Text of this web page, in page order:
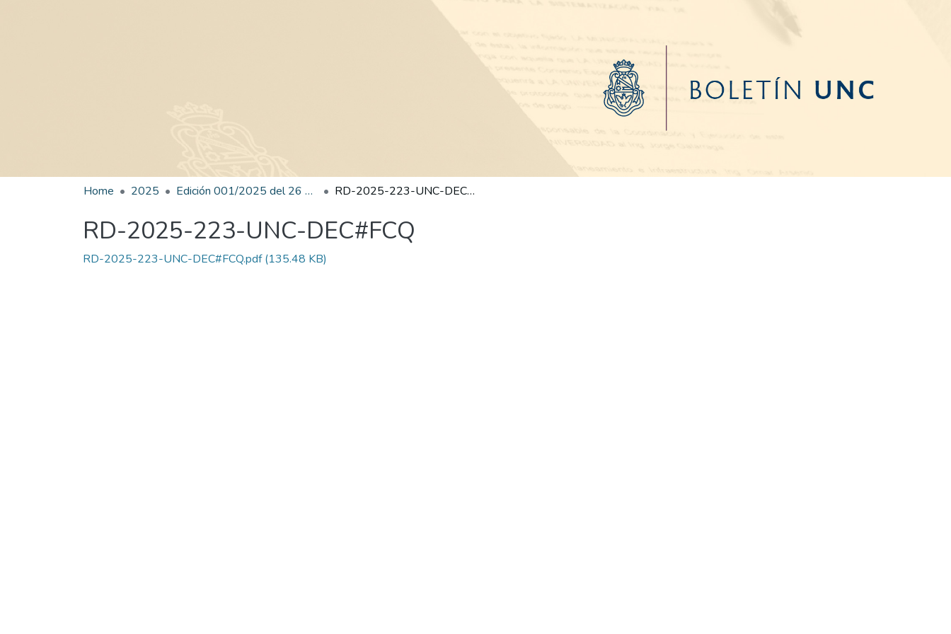
Home 2025 Edición 001/2025 del 26 de mayo de 2025 RD-2025-223-UNC-DEC#FCQ
RD-2025-223-UNC-DEC#FCQ
RD-2025-223-UNC-DEC#FCQ.pdf(135.48 KB)